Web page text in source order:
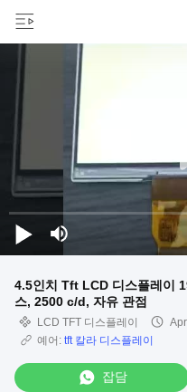
4.5인치 Tft LCD 디스플레이
스, 2500 c/d, 자유 관점
LCD TFT 디스플레이
예어: tft 칼라 디스플레이
잡담